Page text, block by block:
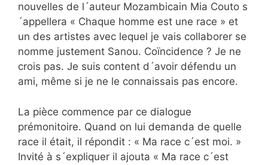
nouvelles de l´auteur Mozambicain Mia Couto s
´appellera « Chaque homme est une race » et
un des artistes avec lequel je vais collaborer se
nomme justement Sanou. Coïncidence ? Je ne
crois pas. Je suis content d´avoir défendu un
ami, même si je ne le connaissais pas encore.
La pièce commence par ce dialogue
prémonitoire. Quand on lui demanda de quelle
race il était, il répondit : « Ma race c´est moi. »
Invité à s´expliquer il ajouta « Ma race c´est